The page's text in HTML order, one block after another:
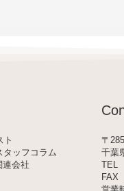
ト
タッフコラム
連会社
〒
千葉
TEL
FAX